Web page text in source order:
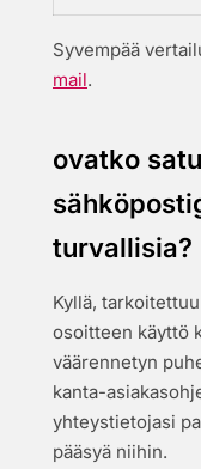
Syvempää
mail.
ovatko
turvallisia?
Kyllä,
osoitteen käyttö
väärennetyn
kanta-
yhteystietojasi
pääsyä niihin.